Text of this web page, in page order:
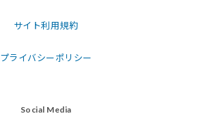
サイト利用規約
プライバシーポリシー
Social Media